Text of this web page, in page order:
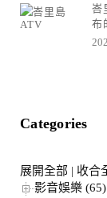
峇
布
Categories
展開全部 | 收合
影音娛樂 (65)